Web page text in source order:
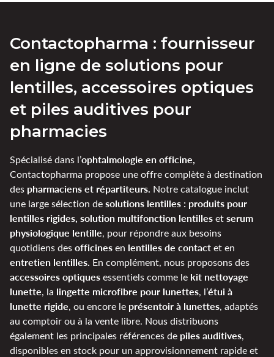
Contactopharma : fournisseur
en ligne de solutions pour
lentilles, accessoires optiques
et piles auditives pour
pharmacies
Spécialisé dans l’ophtalmologie en officine,
Contactopharma propose une offre complète à destination
des pharmaciens et répartiteurs. Notre catalogue inclut
une large sélection desolutions lentilles : produits pour
lentilles rigides, solution multifonction lentillesetserum
physiologique lentille, pour répondre aux besoins
quotidiens desofficinesen lentilles de contactet en
entretien lentilles. En complément, nous proposons des
accessoires optiquesessentiels comme le kit nettoyage
lunette, la lingette microfibre pour lunettes, l’étui à
lunette rigide, ou encore le présentoir à lunettes, adaptés
au comptoir ou à la vente libre. Nous distribuons
également les principales références de piles auditives,
disponibles en stock pour un approvisionnement rapide et